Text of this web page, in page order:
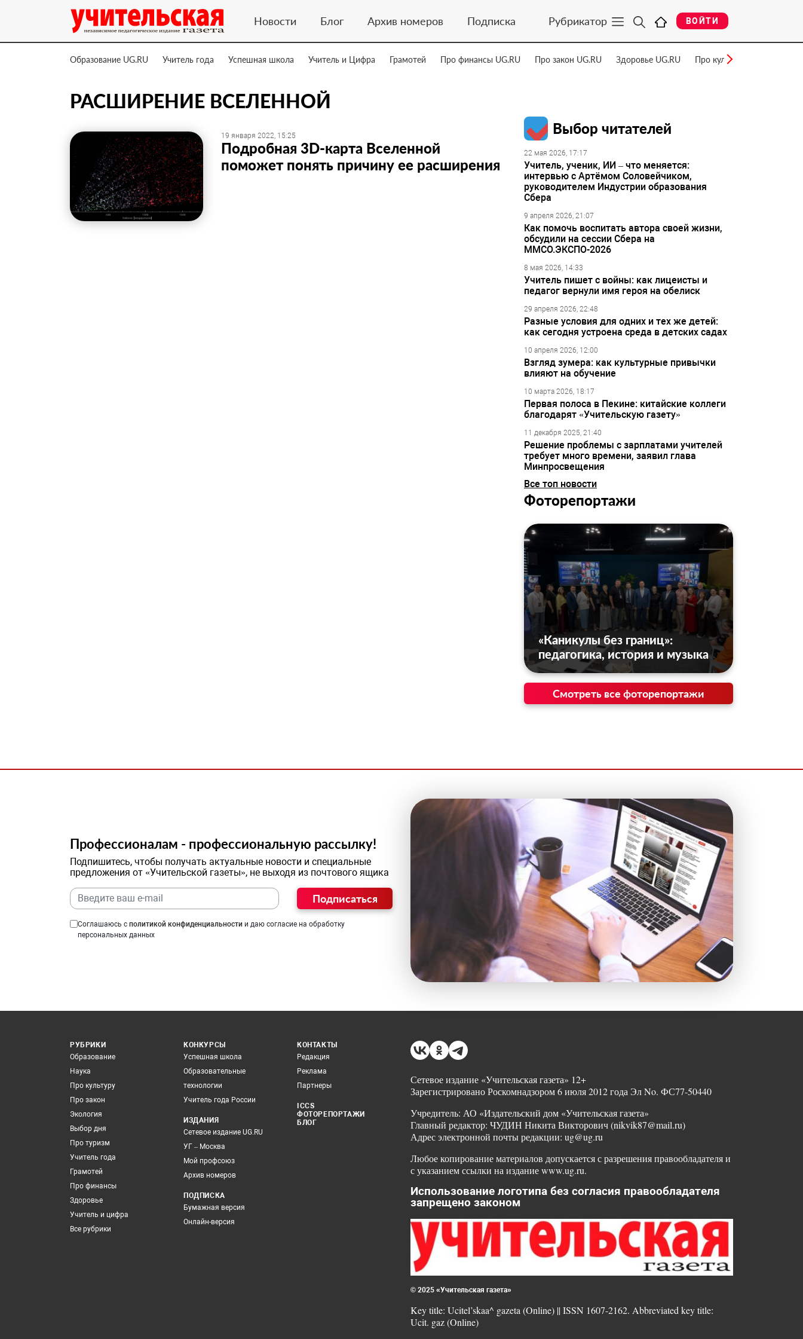
Новости Блог Архив номеров Подписка Рубрикатор ВОЙТИ
Образование UG.RU Учитель года Успешная школа Учитель и Цифра Грамотей Про финансы UG.RU Про закон UG.RU Здоровье UG.RU Про культуру UG.RU
РАСШИРЕНИЕ ВСЕЛЕННОЙ
19 января 2022, 15:25
Подробная 3D-карта Вселенной
поможет понять причину ее расширения
Выбор читателей
22 мая 2026, 17:17
Учитель, ученик, ИИ – что меняется:
интервью с Артёмом Соловейчиком,
руководителем Индустрии образования
Сбера
9 апреля 2026, 21:07
Как помочь воспитать автора своей жизни,
обсудили на сессии Сбера на
ММСО.ЭКСПО-2026
8 мая 2026, 14:33
Учитель пишет с войны: как лицеисты и
педагог вернули имя героя на обелиск
29 апреля 2026, 22:48
Разные условия для одних и тех же детей:
как сегодня устроена среда в детских садах
10 апреля 2026, 12:00
Взгляд зумера: как культурные привычки
влияют на обучение
10 марта 2026, 18:17
Первая полоса в Пекине: китайские коллеги
благодарят «Учительскую газету»
11 декабря 2025, 21:40
Решение проблемы с зарплатами учителей
требует много времени, заявил глава
Минпросвещения
Все топ новости
Фоторепортажи
«Каникулы без границ»:
педагогика, история и музыка
Смотреть все фоторепортажи
Профессионалам - профессиональную рассылку!
Подпишитесь, чтобы получать актуальные новости и специальные
предложения от «Учительской газеты», не выходя из почтового ящика
Подписаться
Соглашаюсь с политикой конфиденциальности и даю согласие на обработку
персональных данных
РУБРИКИ
Образование
Наука
Про культуру
Про закон
Экология
Выбор дня
Про туризм
Учитель года
Грамотей
Про финансы
Здоровье
Учитель и цифра
Все рубрики
КОНКУРСЫ
Успешная школа
Образовательные
технологии
Учитель года России
ИЗДАНИЯ
Сетевое издание UG.RU
УГ – Москва
Мой профсоюз
Архив номеров
ПОДПИСКА
Бумажная версия
Онлайн-версия
КОНТАКТЫ
Редакция
Реклама
Партнеры
ICCS
ФОТОРЕПОРТАЖИ
БЛОГ
Сетевое издание «Учительская газета» 12+
Зарегистрировано Роскомнадзором 6 июля 2012 года Эл No. ФС77-50440
Учредитель: АО «Издательский дом «Учительская газета»
Главный редактор: ЧУДИН Никита Викторович (nikvik87@mail.ru)
Адрес электронной почты редакции: ug@ug.ru
Любое копирование материалов допускается с разрешения правообладателя и
с указанием ссылки на издание www.ug.ru.
Использование логотипа без согласия правообладателя
запрещено законом
© 2025 «Учительская газета»
Key title: Ucitel’skaa^ gazeta (Online) || ISSN 1607-2162. Abbreviated key title:
Ucit. gaz (Online)